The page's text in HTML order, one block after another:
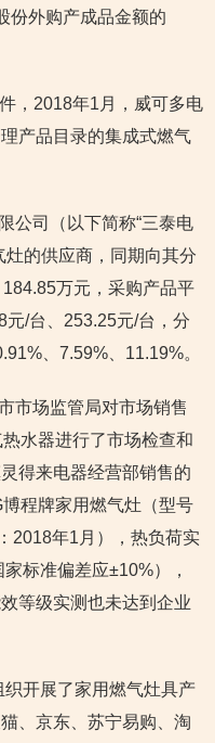
份外购产成品金额的
，2018年1月，威可多电
产品目录的集成式燃气
公司（以下简称“三泰电
灶的供应商，同期向其分
万元，采购产品平
/台、253.25元/台，分
、7.59%、11.19%。
市场监管局对市场销售
水器进行了市场检查和
得来电器经营部销售的
程牌家用燃气灶（型号
2018年1月），热负荷实
标准偏差应±10%），
等级实测也未达到企业
开展了家用燃气灶具产
、京东、苏宁易购、淘